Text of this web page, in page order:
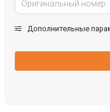
Дополнительные